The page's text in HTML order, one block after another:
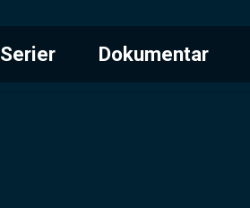
Serier Dokumentar